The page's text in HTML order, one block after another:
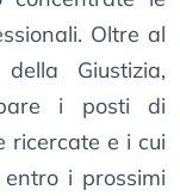
Oltre al
Giustizia,
i posti di
ricercate e i cui
i prossimi